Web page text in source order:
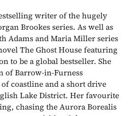
writer of the hugely
Brookes series. As well as
Adams and Maria Miller series
The Ghost House featuring
to be a global bestseller. She
of Barrow-in-Furness
coastline and a short drive
Lake District. Her favourite
chasing the Aurora Borealis